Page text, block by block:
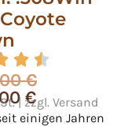
€
€
| zzgl. Versand
einigen Jahren